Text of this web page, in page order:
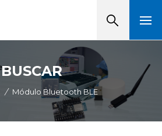
BUSCAR
/ Módulo Bluetooth BLE